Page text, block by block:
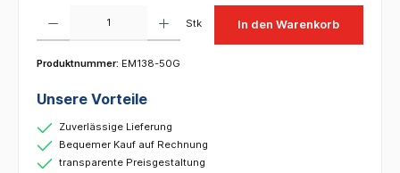
Stk In den Warenkorb
Produktnummer: EM138-50G
Unsere Vorteile
Zuverlässige Lieferung
Bequemer Kauf auf Rechnung
transparente Preisgestaltung